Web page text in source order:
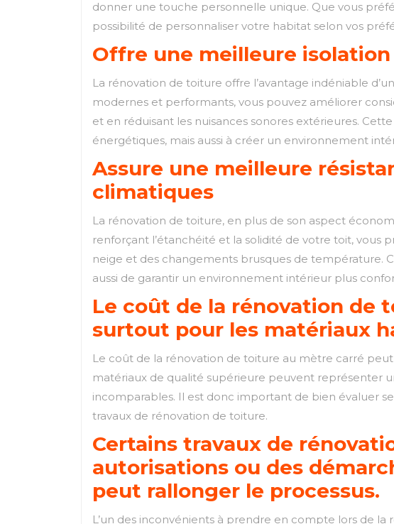
donner une touche personnelle unique. Que vous
possibilité de personnaliser votre habitat selon vos
Offre une meilleure
La rénovation de toiture offre l’avantage indéniable
modernes et performants, vous pouvez améliorer
et en réduisant les nuisances sonores extérieures.
énergétiques, mais aussi à créer un environnement
Assure une meilleure
climatiques
La rénovation de toiture, en plus de son aspect
renforçant l’étanchéité et la solidité de votre toit, vous
neige et des changements brusques de température.
aussi de garantir un environnement intérieur plus
Le coût de la rénovation de
surtout pour les matériaux
Le coût de la rénovation de toiture au mètre carré
matériaux de qualité supérieure peuvent représenter
incomparables. Il est donc important de bien évaluer
travaux de rénovation de toiture.
Certains travaux de
autorisations ou des
peut rallonger le processus.
L’un des inconvénients à prendre en compte lors de